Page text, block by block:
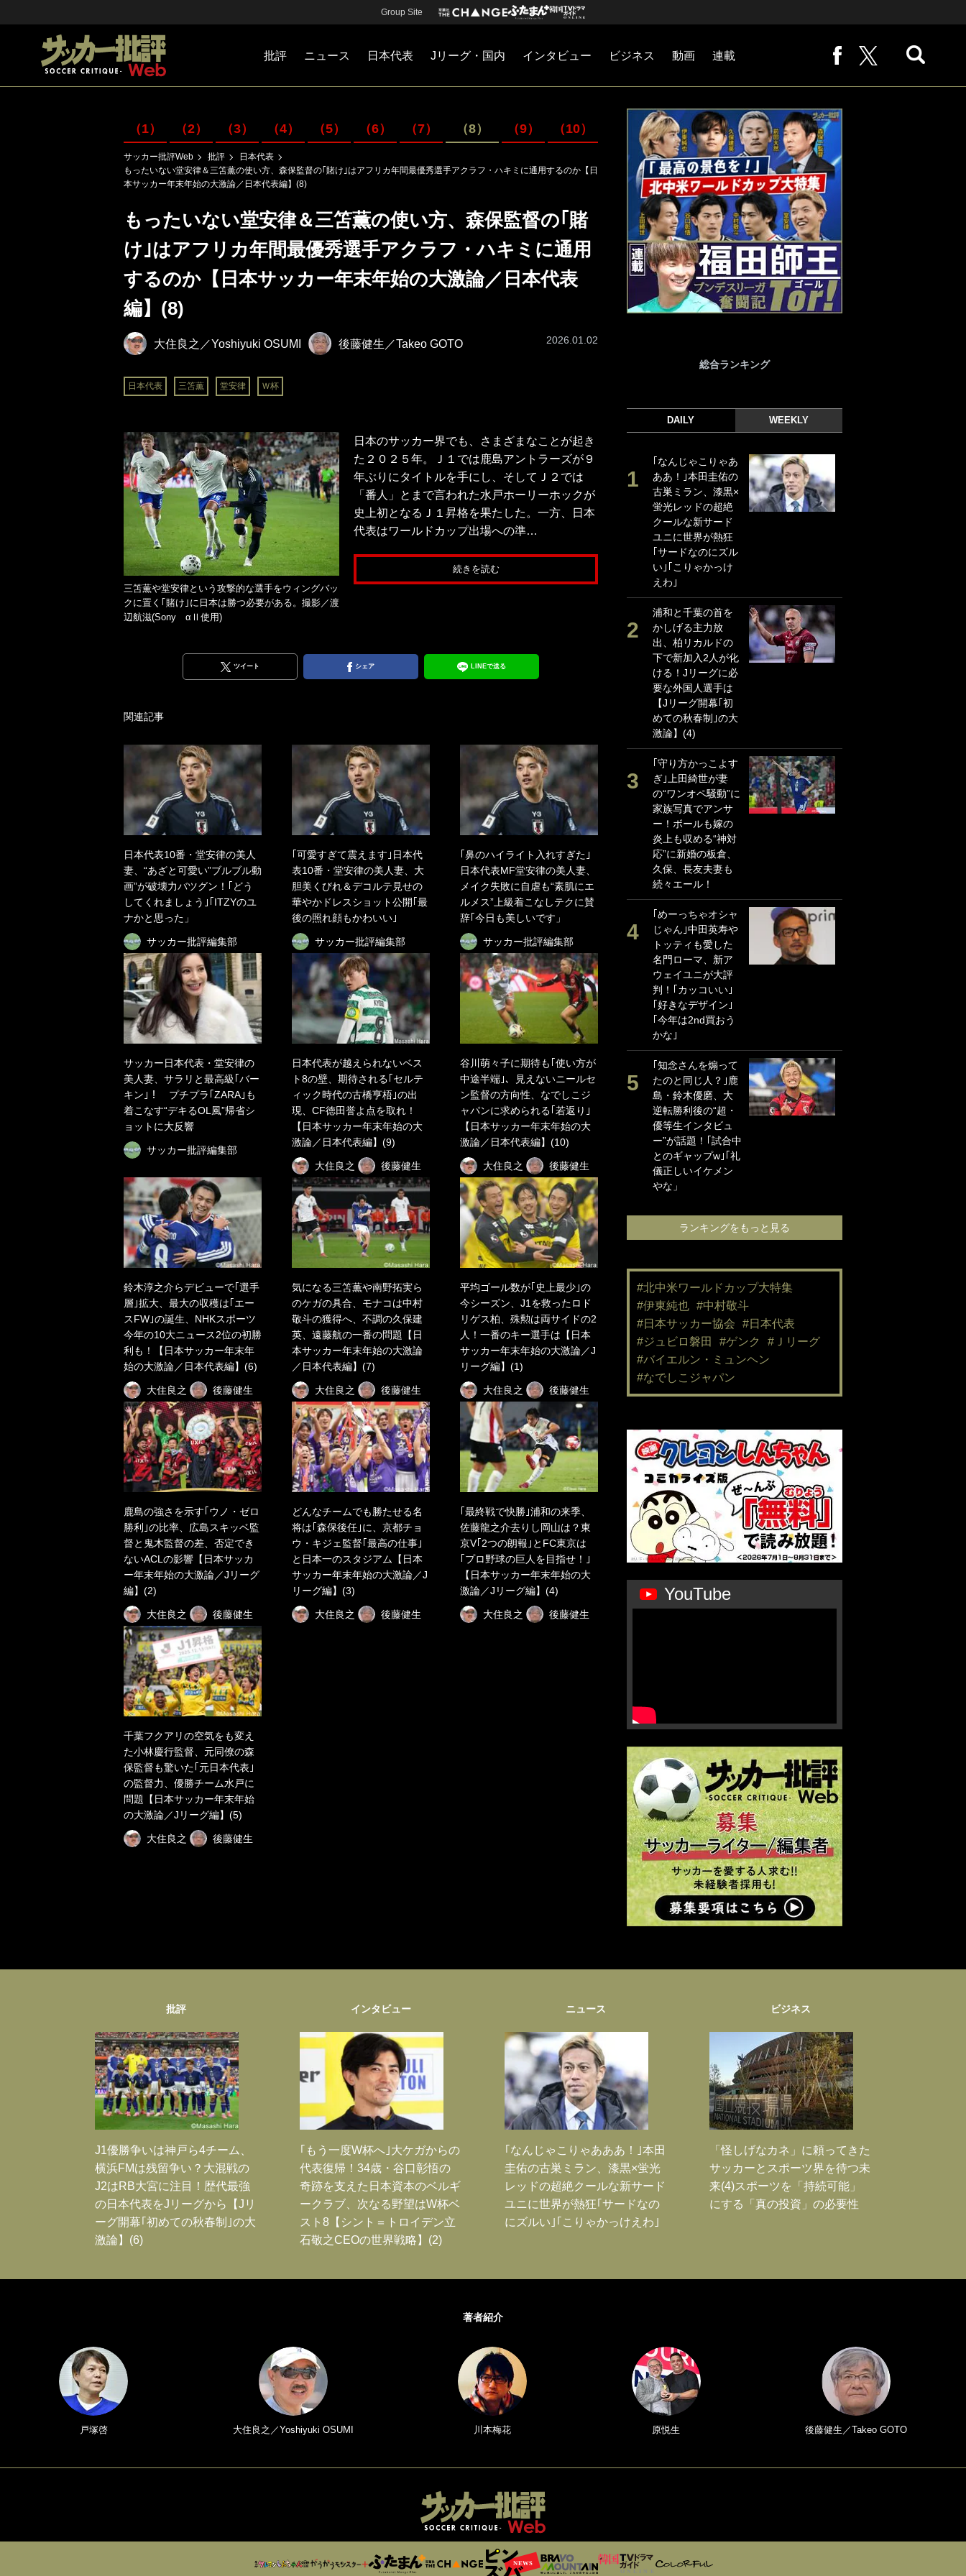
Group Site
批評 ニュース 日本代表 Jリーグ・国内 インタビュー ビジネス 動画 連載
（1） （2） （3） （4） （5） （6） （7） （8） （9） （10）
サッカー批評Web 批評
日本代表
もったいない堂安律＆三笘薫の使い方、森保監督の｢賭け｣はアフリカ年間最優秀選手アクラフ・ハキミに通用するのか【日
本サッカー年末年始の大激論／日本代表編】(8)
もったいない堂安律＆三笘薫の使い方、森保監督の｢賭
け｣はアフリカ年間最優秀選手アクラフ・ハキミに通用
するのか【日本サッカー年末年始の大激論／日本代表
編】(8)
大住良之／Yoshiyuki OSUMI 後藤健生／Takeo GOTO
日本代表 三笘薫 堂安律 Ｗ杯
2026.01.02
三笘薫や堂安律という攻撃的な選手をウィングバッ
クに置く｢賭け｣に日本は勝つ必要がある。撮影／渡
辺航滋(Sony αⅡ使用)
日本のサッカー界でも、さまざまなことが起き
た２０２５年。Ｊ１では鹿島アントラーズが９
年ぶりにタイトルを手にし、そしてＪ２では
「番人」とまで言われた水戸ホーリーホックが
史上初となるＪ１昇格を果たした。一方、日本
代表はワールドカップ出場への準…
続きを読む
ツイート シェア LINEで送る
関連記事
日本代表10番・堂安律の美人
妻、“あざと可愛い”ブルブル動
画”が破壊力バツグン！｢どう
してくれましょう｣｢ITZYのユ
ナかと思った」
サッカー批評編集部
｢可愛すぎて震えます｣日本代
表10番・堂安律の美人妻、大
胆美くびれ＆デコルテ見せの
華やかドレスショット公開｢最
後の照れ顔もかわいい｣
サッカー批評編集部
｢鼻のハイライト入れすぎた｣
日本代表MF堂安律の美人妻、
メイク失敗に自虐も“素肌にエ
ルメス”上級着こなしテクに賛
辞｢今日も美しいです」
サッカー批評編集部
サッカー日本代表・堂安律の
美人妻、サラリと最高級｢バー
キン｣！ プチプラ｢ZARA｣も
着こなす“デキるOL風”帰省シ
ョットに大反響
サッカー批評編集部
日本代表が越えられないベス
ト8の壁、期待される｢セルテ
ィック時代の古橋亨梧｣の出
現、CF徳田誉よ点を取れ！
【日本サッカー年末年始の大
激論／日本代表編】(9)
大住良之 後藤健生
谷川萌々子に期待も｢使い方が
中途半端｣、見えないニールセ
ン監督の方向性、なでしこジ
ャパンに求められる｢若返り｣
【日本サッカー年末年始の大
激論／日本代表編】(10)
大住良之 後藤健生
鈴木淳之介らデビューで｢選手
層｣拡大、最大の収穫は｢エー
スFW｣の誕生、NHKスポーツ
今年の10大ニュース2位の初勝
利も！【日本サッカー年末年
始の大激論／日本代表編】(6)
大住良之 後藤健生
気になる三笘薫や南野拓実ら
のケガの具合、モナコは中村
敬斗の獲得へ、不調の久保建
英、遠藤航の一番の問題【日
本サッカー年末年始の大激論
／日本代表編】(7)
大住良之 後藤健生
平均ゴール数が｢史上最少｣の
今シーズン、J1を救ったロド
リゲス柏、殊勲は両サイドの2
人！一番のキー選手は【日本
サッカー年末年始の大激論／J
リーグ編】(1)
大住良之 後藤健生
鹿島の強さを示す｢ウノ・ゼロ
勝利｣の比率、広島スキッベ監
督と鬼木監督の差、否定でき
ないACLの影響【日本サッカ
ー年末年始の大激論／Jリーグ
編】(2)
大住良之 後藤健生
どんなチームでも勝たせる名
将は｢森保後任｣に、京都チョ
ウ・キジェ監督｢最高の仕事｣
と日本一のスタジアム【日本
サッカー年末年始の大激論／J
リーグ編】(3)
大住良之 後藤健生
｢最終戦で快勝｣浦和の来季、
佐藤龍之介去りし岡山は？東
京V｢2つの朗報｣とFC東京は
｢プロ野球の巨人を目指せ！｣
【日本サッカー年末年始の大
激論／Jリーグ編】(4)
大住良之 後藤健生
千葉フクアリの空気をも変え
た小林慶行監督、元同僚の森
保監督も驚いた｢元日本代表｣
の監督力、優勝チーム水戸に
問題【日本サッカー年末年始
の大激論／Jリーグ編】(5)
大住良之 後藤健生
総合ランキング
DAILY WEEKLY
｢なんじゃこりゃあ
ああ！｣本田圭佑の
古巣ミラン、漆黒×
蛍光レッドの超絶
クールな新サード
ユニに世界が熱狂
｢サードなのにズル
い｣｢こりゃかっけ
えわ｣
浦和と千葉の首を
かしげる主力放
出、柏リカルドの
下で新加入2人が化
ける！Jリーグに必
要な外国人選手は
【Jリーグ開幕｢初
めての秋春制｣の大
激論】(4)
｢守り方かっこよす
ぎ｣上田綺世が妻
の“ワンオペ騒動”に
家族写真でアンサ
ー！ボールも嫁の
炎上も収める“神対
応”に新婚の板倉、
久保、長友夫妻も
続々エール！
｢めーっちゃオシャ
じゃん｣中田英寿や
トッティも愛した
名門ローマ、新ア
ウェイユニが大評
判！｢カッコいい｣
｢好きなデザイン｣
｢今年は2nd買おう
かな｣
｢知念さんを煽って
たのと同じ人？｣鹿
島・鈴木優磨、大
逆転勝利後の“超・
優等生インタビュ
ー”が話題！｢試合中
とのギャップw｣｢礼
儀正しいイケメン
やな」
ランキングをもっと見る
#北中米ワールドカップ大特集
#伊東純也 #中村敬斗
#日本サッカー協会
#日本代表
#ジュビロ磐田
#ゲンク
#Ｊリーグ
#バイエルン・ミュンヘン
#なでしこジャパン
YouTube
批評
J1優勝争いは神戸ら4チーム、
横浜FMは残留争い？大混戦の
J2はRB大宮に注目！歴代最強
の日本代表をJリーグから【Jリ
ーグ開幕｢初めての秋春制｣の大
激論】(6)
インタビュー
｢もう一度W杯へ｣大ケガからの
代表復帰！34歳・谷口彰悟の
奇跡を支えた日本資本のベルギ
ークラブ、次なる野望はW杯ベ
スト8【シント＝トロイデン立
石敬之CEOの世界戦略】(2)
ニュース
｢なんじゃこりゃあああ！｣本田
圭佑の古巣ミラン、漆黒×蛍光
レッドの超絶クールな新サード
ユニに世界が熱狂｢サードなの
にズルい｣｢こりゃかっけえわ｣
ビジネス
「怪しげなカネ」に頼ってきた
サッカーとスポーツ界を待つ未
来(4)スポーツを「持続可能」
にする「真の投資」の必要性
著者紹介
戸塚啓 大住良之／Yoshiyuki OSUMI 川本梅花 原悦生 後藤健生／Takeo GOTO